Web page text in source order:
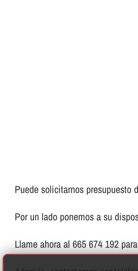
Puede solicitarnos presupuesto
Por un lado ponemos a su
Llame ahora al 665 674 192